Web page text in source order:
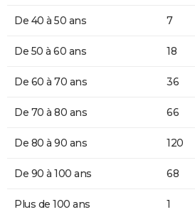
De 40 à 50 ans 7
De 50 à 60 ans 18
De 60 à 70 ans 36
De 70 à 80 ans 66
De 80 à 90 ans 120
De 90 à 100 ans 68
Plus de 100 ans 1